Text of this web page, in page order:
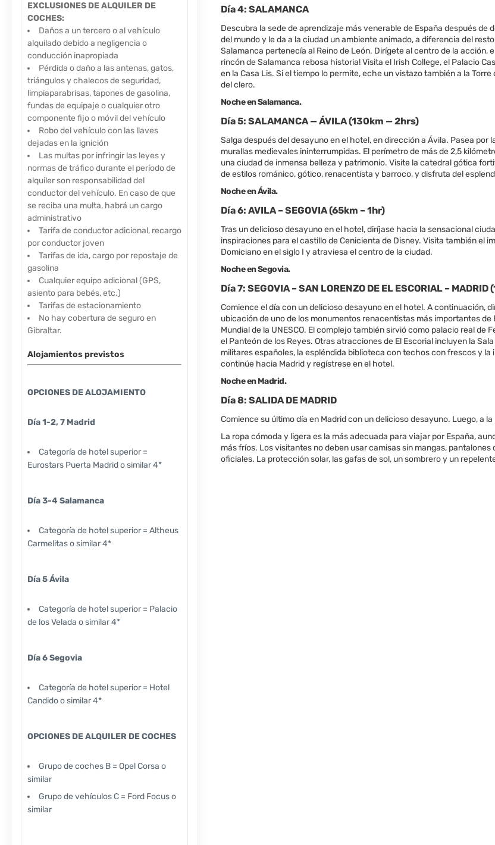
Día 4: SALAMANCA
Descubra la sede de aprendizaje más venerable de España después
del mundo y le da a la ciudad un ambiente animado, a diferencia del
Salamanca pertenecía al Reino de León. Dirígete al centro de la acción,
rincón de Salamanca rebosa historia! Visita el Irish College, el Palacio
en la Casa Lis. Si el tiempo lo permite, eche un vistazo también a la
del clero.
Noche en Salamanca.
Día 5: SALAMANCA — ÁVILA (130km — 2hrs)
Salga después del desayuno en el hotel, en dirección a Ávila. Pasea
murallas medievales ininterrumpidas. El perímetro de más de 2,5
una ciudad de inmensa belleza y patrimonio. Visite la catedral gótica
de estilos románico, gótico, renacentista y barroco, y disfruta del
Noche en Ávila.
Día 6: AVILA – SEGOVIA (65km – 1hr)
Tras un delicioso desayuno en el hotel, diríjase hacia la sensacional
inspiraciones para el castillo de Cenicienta de Disney. Visita también el
Domiciano en el siglo I y atraviesa el centro de la ciudad.
Noche en Segovia.
Día 7: SEGOVIA – SAN LORENZO DE EL ESCORIAL –
Comience el día con un delicioso desayuno en el hotel. A continuación,
ubicación de uno de los monumentos renacentistas más importantes
Mundial de la UNESCO. El complejo también sirvió como palacio real
el Panteón de los Reyes. Otras atracciones de El Escorial incluyen la
militares españoles, la espléndida biblioteca con techos con frescos y
continúe hacia Madrid y regístrese en el hotel.
Noche en Madrid.
Día 8: SALIDA DE MADRID
Comience su último día en Madrid con un delicioso desayuno. Luego, a
La ropa cómoda y ligera es la más adecuada para viajar por España,
más fríos. Los visitantes no deben usar camisas sin mangas,
oficiales. La protección solar, las gafas de sol, un sombrero y un
EXCLUSIONES DE ALQUILER DE
COCHES:
Daños a un tercero o al vehículo
alquilado debido a negligencia o
conducción inapropiada
Pérdida o daño a las antenas, gatos,
triángulos y chalecos de seguridad,
limpiaparabrisas, tapones de gasolina,
fundas de equipaje o cualquier otro
componente fijo o móvil del vehículo
Robo del vehículo con las llaves
dejadas en la ignición
Las multas por infringir las leyes y
normas de tráfico durante el período de
alquiler son responsabilidad del
conductor del vehículo. En caso de que
se reciba una multa, habrá un cargo
administrativo
Tarifa de conductor adicional, recargo
por conductor joven
Tarifas de ida, cargo por repostaje de
gasolina
Cualquier equipo adicional (GPS,
asiento para bebés, etc.)
Tarifas de estacionamiento
No hay cobertura de seguro en
Gibraltar.
Alojamientos previstos
OPCIONES DE ALOJAMIENTO
Día 1-2, 7 Madrid
Categoría de hotel superior =
Eurostars Puerta Madrid o similar 4*
Día 3-4 Salamanca
Categoría de hotel superior = Altheus
Carmelitas o similar 4*
Día 5 Ávila
Categoría de hotel superior = Palacio
de los Velada o similar 4*
Día 6 Segovia
Categoría de hotel superior = Hotel
Candido o similar 4*
OPCIONES DE ALQUILER DE COCHES
Grupo de coches B = Opel Corsa o
similar
Grupo de vehículos C = Ford Focus o
similar